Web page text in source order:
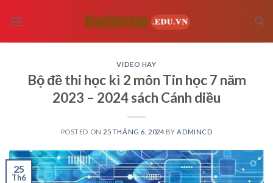
VIDEO HAY
Bộ đề thi học kì 2 môn Tin học 7 năm
2023 – 2024 sách Cánh diều
POSTED ON 25 THÁNG 6, 2024 BY ADMINCD
25
Th6